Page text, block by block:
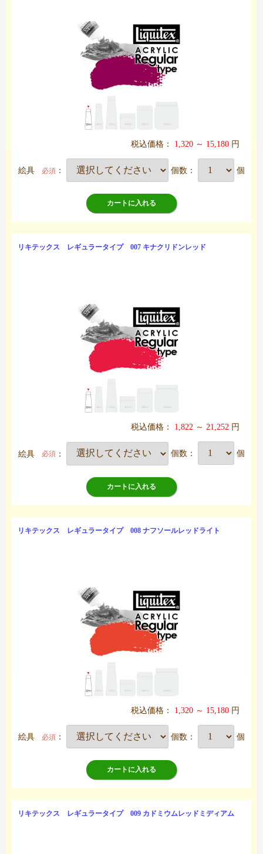
税込価格： 1,320 ～ 15,180 円
絵具 必須 ： 個数： 個
カートに入れる
リキテックス レギュラータイプ 007 キナクリドンレッド
税込価格： 1,822 ～ 21,252 円
絵具 必須 ： 個数： 個
カートに入れる
リキテックス レギュラータイプ 008 ナフソールレッドライト
税込価格： 1,320 ～ 15,180 円
絵具 必須 ： 個数： 個
カートに入れる
リキテックス レギュラータイプ 009 カドミウムレッドミディアム